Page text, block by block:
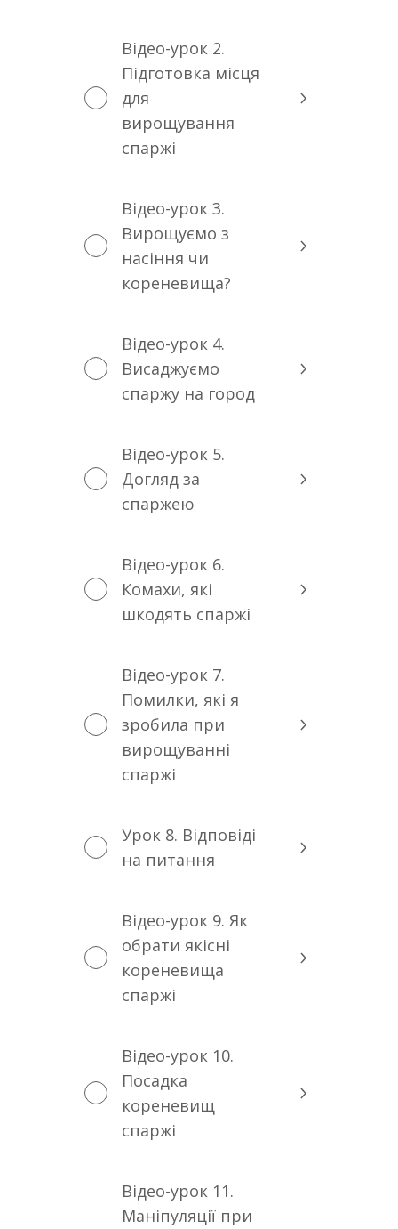
Відео-урок 2.
Підготовка місця
для
вирощування
спаржі
Відео-урок 3.
Вирощуємо з
насіння чи
кореневища?
Відео-урок 4.
Висаджуємо
спаржу на город
Відео-урок 5.
Догляд за
спаржею
Відео-урок 6.
Комахи, які
шкодять спаржі
Відео-урок 7.
Помилки, які я
зробила при
вирощуванні
спаржі
Урок 8. Відповіді
на питання
Відео-урок 9. Як
обрати якісні
кореневища
спаржі
Відео-урок 10.
Посадка
кореневищ
спаржі
Відео-урок 11.
Маніпуляції при